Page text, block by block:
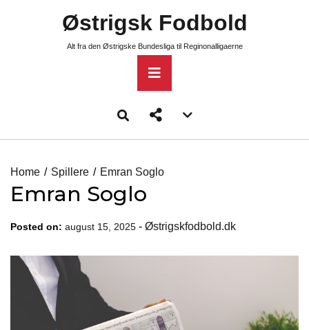
Østrigsk Fodbold
Alt fra den Østrigske Bundesliga til Reginonalligaerne
Primary
Menu
menu
Home
Spillere Emran Soglo
Emran Soglo
Posted on: august 15, 2025 - Østrigskfodbold.dk